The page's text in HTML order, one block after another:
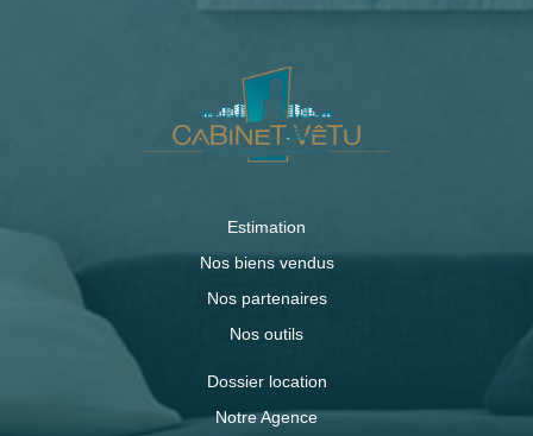
Estimation
Nos biens vendus
Nos partenaires
Nos outils
Dossier location
Notre Agence